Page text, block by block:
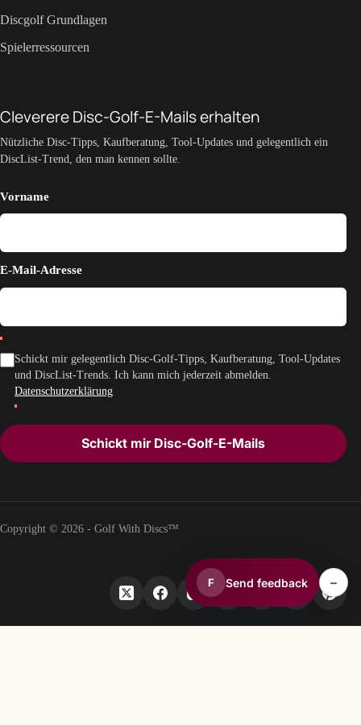
Discgolf Grundlagen
Spielerressourcen
Cleverere Disc-Golf-E-Mails erhalten
Nützliche Disc-Tipps, Kaufberatung, Tool-Updates und gelegentlich ein
DiscList-Trend, den man kennen sollte.
Vorname
E-Mail-Adresse
Schickt mir gelegentlich Disc-Golf-Tipps, Kaufberatung, Tool-Updates
und DiscList-Trends. Ich kann mich jederzeit abmelden.
Datenschutzerklärung
Schickt mir Disc-Golf-E-Mails
Copyright © 2026 - Golf With Discs™
F Send feedback –